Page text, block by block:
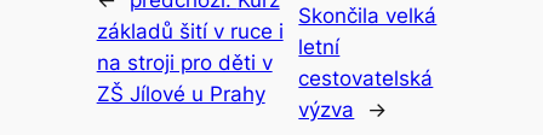
základů šití v ruce i
na stroji pro děti v
ZŠ Jílové u Prahy
Skončila velká
letní
cestovatelská
výzva
→